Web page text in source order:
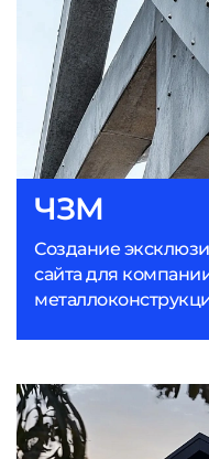
ЧЗМ
Создание
сайта для